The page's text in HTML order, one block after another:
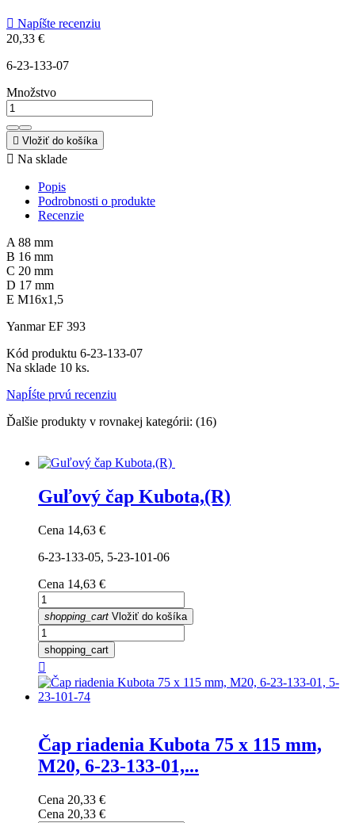
 Napíšte recenziu
20,33 €
6-23-133-07
Množstvo
 Vložiť do košíka
 Na sklade
Popis
Podrobnosti o produkte
Recenzie
A 88 mm
B 16 mm
C 20 mm
D 17 mm
E M16x1,5
Yanmar EF 393
Kód produktu 6-23-133-07
Na sklade 10 ks.
NapÍśte prvú recenziu
Ďalšie produkty v rovnakej kategórii: (16)
Guľový čap Kubota,(R)
Cena 14,63 €
6-23-133-05, 5-23-101-06
Cena 14,63 €
shopping_cart Vložiť do košíka
shopping_cart

Čap riadenia Kubota 75 x 115 mm,
M20, 6-23-133-01,...
Cena 20,33 €
Cena 20,33 €